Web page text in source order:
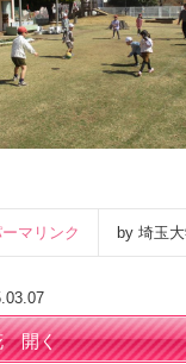
マリンク by 埼玉
開く